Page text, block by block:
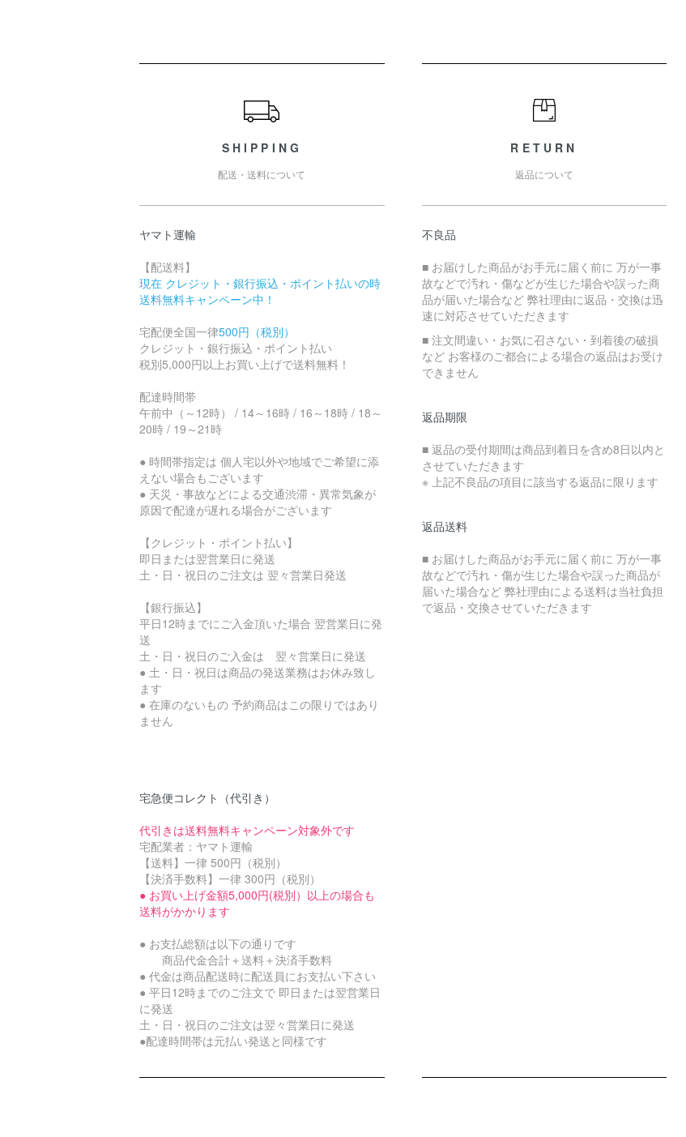
SHIPPING
配送・送料について
ヤマト運輸
【配送料】
現在 クレジット・銀行振込・ポイント払いの時
送料無料キャンペーン中！
宅配便全国一律500円（税別）
クレジット・銀行振込・ポイント払い
税別5,000円以上お買い上げで送料無料！
配達時間帯
午前中（～12時） / 14～16時 / 16～18時 / 18～
20時 / 19～21時
● 時間帯指定は 個人宅以外や地域でご希望に添
えない場合もございます
● 天災・事故などによる交通渋滞・異常気象が
原因で配達が遅れる場合がございます
【クレジット・ポイント払い】
即日または翌営業日に発送
土・日・祝日のご注文は 翌々営業日発送
【銀行振込】
平日12時までにご入金頂いた場合 翌営業日に発
送
土・日・祝日のご入金は 翌々営業日に発送
● 土・日・祝日は商品の発送業務はお休み致し
ます
● 在庫のないもの 予約商品はこの限りではあり
ません
宅急便コレクト（代引き）
代引きは送料無料キャンペーン対象外です
宅配業者：ヤマト運輸
【送料】一律 500円（税別）
【決済手数料】一律 300円（税別）
● お買い上げ金額5,000円(税別）以上の場合も
送料がかかります
● お支払総額は以下の通りです
商品代金合計＋送料＋決済手数料
● 代金は商品配送時に配送員にお支払い下さい
● 平日12時までのご注文で 即日または翌営業日
に発送
土・日・祝日のご注文は翌々営業日に発送
●配達時間帯は元払い発送と同様です
RETURN
返品について
不良品
■ お届けした商品がお手元に届く前に 万が一事
故などで汚れ・傷などが生じた場合や誤った商
品が届いた場合など 弊社理由に返品・交換は迅
速に対応させていただきます
■ 注文間違い・お気に召さない・到着後の破損
など お客様のご都合による場合の返品はお受け
できません
返品期限
■ 返品の受付期間は商品到着日を含め8日以内と
させていただきます
※ 上記不良品の項目に該当する返品に限ります
返品送料
■ お届けした商品がお手元に届く前に 万が一事
故などで汚れ・傷が生じた場合や誤った商品が
届いた場合など 弊社理由による送料は当社負担
で返品・交換させていただきます